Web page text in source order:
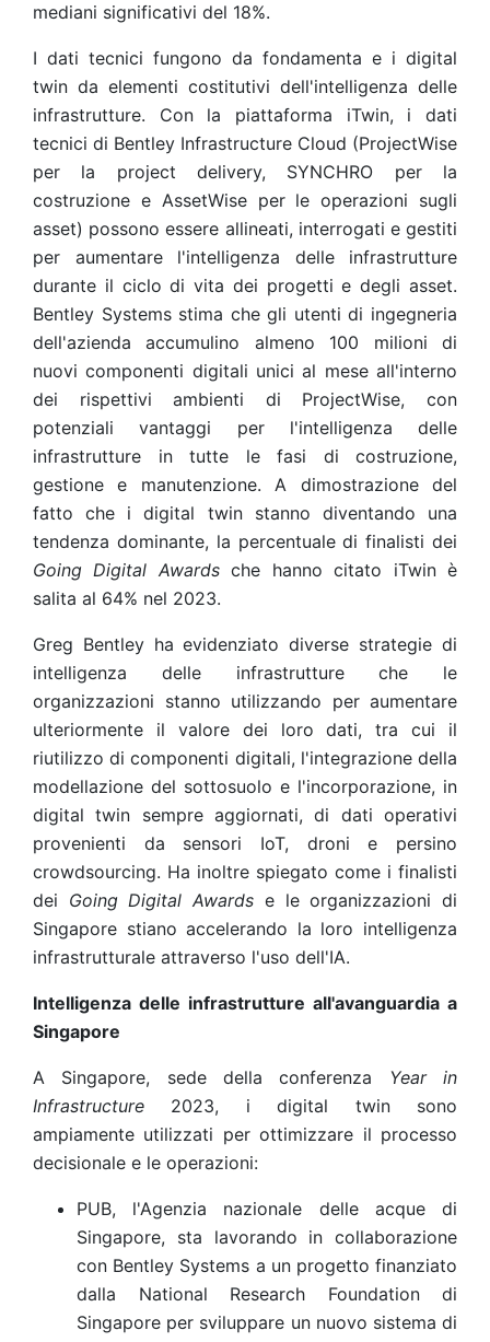
mediani significativi del 18%.
I dati tecnici fungono da fondamenta e i digital
twin da elementi costitutivi dell'intelligenza delle
infrastrutture. Con la piattaforma iTwin, i dati
tecnici di Bentley Infrastructure Cloud (ProjectWise
per la project delivery, SYNCHRO per la
costruzione e AssetWise per le operazioni sugli
asset) possono essere allineati, interrogati e gestiti
per aumentare l'intelligenza delle infrastrutture
durante il ciclo di vita dei progetti e degli asset.
Bentley Systems stima che gli utenti di ingegneria
dell'azienda accumulino almeno 100 milioni di
nuovi componenti digitali unici al mese all'interno
dei rispettivi ambienti di ProjectWise, con
potenziali vantaggi per l'intelligenza delle
infrastrutture in tutte le fasi di costruzione,
gestione e manutenzione. A dimostrazione del
fatto che i digital twin stanno diventando una
tendenza dominante, la percentuale di finalisti dei
Going Digital Awardsche hanno citato iTwin è
salita al 64% nel 2023.
Greg Bentley ha evidenziato diverse strategie di
intelligenza delle infrastrutture che le
organizzazioni stanno utilizzando per aumentare
ulteriormente il valore dei loro dati, tra cui il
riutilizzo di componenti digitali, l'integrazione della
modellazione del sottosuolo e l'incorporazione, in
digital twin sempre aggiornati, di dati operativi
provenienti da sensori IoT, droni e persino
crowdsourcing. Ha inoltre spiegato come i finalisti
dei Going Digital Awards e le organizzazioni di
Singapore stiano accelerando la loro intelligenza
infrastrutturale attraverso l'uso dell'IA.
Intelligenza delle infrastrutture all'avanguardia a
Singapore
A Singapore, sede della conferenza Year in
Infrastructure 2023, i digital twin sono
ampiamente utilizzati per ottimizzare il processo
decisionale e le operazioni:
PUB, l'Agenzia nazionale delle acque di
Singapore, sta lavorando in collaborazione
con Bentley Systems a un progetto finanziato
dalla National Research Foundation di
Singapore per sviluppare un nuovo sistema di